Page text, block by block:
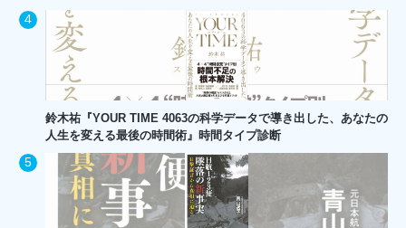
鈴木祐『YOUR TIME 4063の科学データで導き出した、あなたの
人生を変える最後の時間術』時間タイプ診断